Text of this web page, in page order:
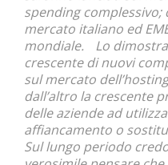
spending complessivo;
mercato italiano ed
mondiale. Lo
crescente di nuovi
sul mercato
dall’altro la crescente
delle aziende ad
affiancamento o
Sul lungo periodo